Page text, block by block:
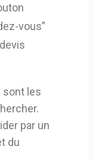
vous”
sont les
par un
du